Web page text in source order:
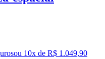
ou 10x de R$ 1.049,90